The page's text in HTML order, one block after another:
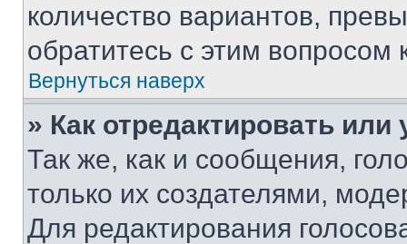
количество вариантов,
обратитесь с этим вопросом
Вернуться наверх
» Как отредактировать
Так же, как и сообщения,
только их создателями,
Для редактирования